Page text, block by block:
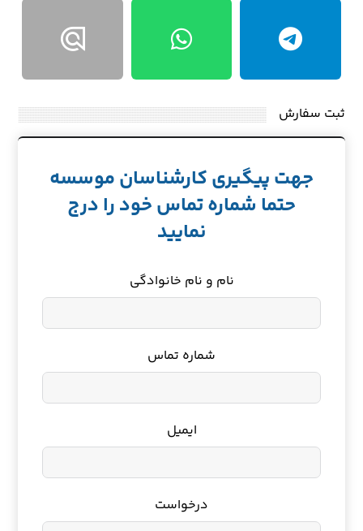
ثبت سفارش
جهت پیگیری کارشناسان موسسه
حتما شماره تماس خود را درج
نمایید
نام و نام خانوادگی
شماره تماس
ایمیل
درخواست